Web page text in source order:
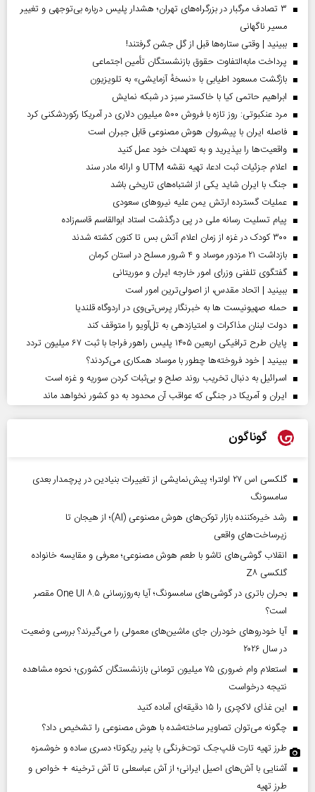
۳ تصادف مرگبار در بزرگراه‌های تهران؛ هشدار پلیس درباره بی‌توجهی و تغییر
مسیر ناگهانی
ببینید | وقتی ستاره‌ها قبل از گل جشن گرفتند!
پرداخت مابه‌التفاوت حقوق بازنشستگان تأمین اجتماعی
بازگشت مسعود اطیابی با «نسخهٔ آزمایشی» به تلویزیون
ابراهیم حاتمی کیا با خاکستر سبز در شبکه نمایش
مرد عنکبوتی: روز تازه با فروش ۵۰۰ میلیون دلاری در آمریکا رکوردشکنی کرد
فاصله ایران با پیشرو‌ان هوش مصنوعی قابل جبران است
واقعیت‌ها را بپذیرید و به تعهدات خود عمل کنید
اعلام جزئیات ثبت ادعا، تهیه نقشه UTM و ارائه مادر سند
جنگ با ایران شاید یکی از اشتباه‌های تاریخی باشد
عملیات گسترده ارتش یمن علیه نیروهای سعودی
پیام تسلیت رسانه ملی در پی درگذشت استاد ابوالقاسم قاسم‌زاده
۳۰۰ کودک در غزه از زمان اعلام آتش بس تا کنون کشته شدند
بازداشت ۲۱ مزدور موساد و ۴ شرور مسلح در استان کرمان
گفتگوی تلفنی وزرای امور خارجه ایران و موریتانی
ببینید | اتحاد مقدس، از اصولی‌ترین امور است
حمله صهیونیست ها به خبرنگار پرس‌تی‌وی در اردوگاه قلندیا
دولت لبنان مذاکرات و امتیازدهی به تل‌آویو را متوقف کند
پایان طرح ترافیکی اربعین ۱۴۰۵ پلیس راهور فراجا با ثبت ۶۷ میلیون تردد
ببینید | خود فروخته‌ها چطور با موساد همکاری می‌کردند؟
اسرائیل به دنبال تخریب روند صلح و بی‌ثبات کردن سوریه و غزه است
ایران و آمریکا در جنگی که عواقب آن محدود به دو کشور نخواهد ماند
گوناگون
گلکسی اس ۲۷ اولترا؛ پیش‌نمایشی از تغییرات بنیادین در پرچمدار بعدی
سامسونگ
رشد خیره‌کننده بازار توکن‌های هوش مصنوعی (AI)؛ از هیجان تا
زیرساخت‌های واقعی
انقلاب گوشی‌های تاشو‌ با طعم هوش مصنوعی؛ معرفی و مقایسه خانواده
گلکسی Z۸
بحران باتری در گوشی‌های سامسونگ؛ آیا به‌روزرسانی One UI ۸.۵ مقصر
است؟
آیا خودروهای خودران جای ماشین‌های معمولی را می‌گیرند؟ بررسی وضعیت
در سال ۲۰۲۶
استعلام وام ضروری ۷۵ میلیون تومانی بازنشستگان کشوری؛ نحوه مشاهده
نتیجه درخواست
این غذای لاکچری را ۱۵ دقیقه‌ای آماده کنید
چگونه می‌توان تصاویر ساخته‌شده با هوش مصنوعی را تشخیص داد؟
طرز تهیه تارت فلپ‌جک توت‌فرنگی با پنیر ریکوتا؛ دسری ساده و خوشمزه
آشنایی با آش‌های اصیل ایرانی؛ از آش عباسعلی تا آش ترخینه + خواص و
طرز تهیه